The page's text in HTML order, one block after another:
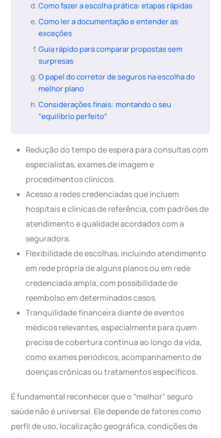
Como fazer a escolha prática: etapas rápidas
Como ler a documentação e entender as
exceções
Guia rápido para comparar propostas sem
surpresas
O papel do corretor de seguros na escolha do
melhor plano
Considerações finais: montando o seu
“equilíbrio perfeito”
Redução do tempo de espera para consultas com
especialistas, exames de imagem e
procedimentos clínicos.
Acesso a redes credenciadas que incluem
hospitais e clínicas de referência, com padrões de
atendimento e qualidade acordados com a
seguradora.
Flexibilidade de escolhas, incluindo atendimento
em rede própria de alguns planos ou em rede
credenciada ampla, com possibilidade de
reembolso em determinados casos.
Tranquilidade financeira diante de eventos
médicos relevantes, especialmente para quem
precisa de cobertura contínua ao longo da vida,
como exames periódicos, acompanhamento de
doenças crônicas ou tratamentos específicos.
É fundamental reconhecer que o “melhor” seguro
saúde não é universal. Ele depende de fatores como
perfil de uso, localização geográfica, condições de